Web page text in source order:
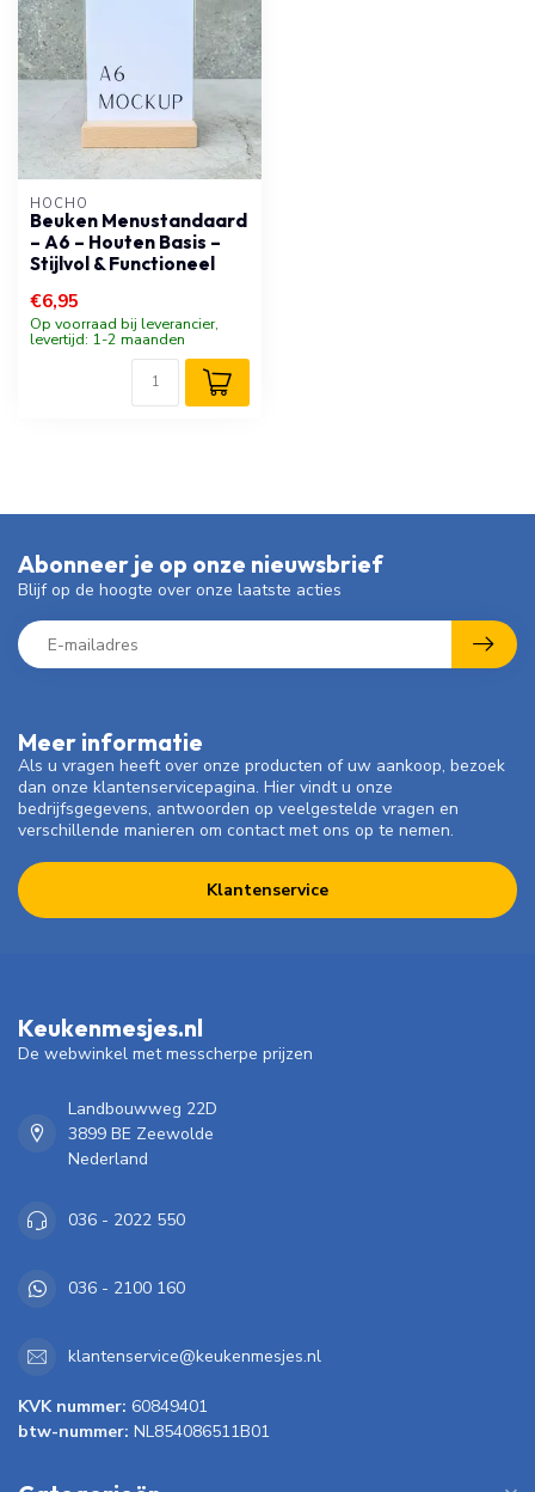
HOCHO
Beuken Menustandaard
– A6 – Houten Basis –
Stijlvol & Functioneel
€6,95
Op voorraad bij leverancier,
levertijd: 1-2 maanden
Meer informatie
Als u vragen heeft over onze producten of uw aankoop, bezoek
dan onze klantenservicepagina. Hier vindt u onze
bedrijfsgegevens, antwoorden op veelgestelde vragen en
verschillende manieren om contact met ons op te nemen.
Klantenservice
Abonneer je op onze nieuwsbrief
Blijf op de hoogte over onze laatste acties
Keukenmesjes.nl
De webwinkel met messcherpe prijzen
Landbouwweg 22D
3899 BE Zeewolde
Nederland
036 - 2022 550
036 - 2100 160
klantenservice@keukenmesjes.nl
KVK nummer: 60849401
btw-nummer: NL854086511B01